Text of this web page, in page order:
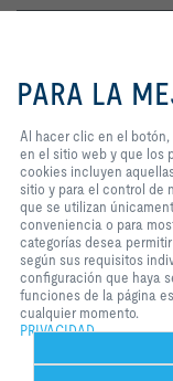
Consiento que mis
política de protección
Login
Inicio Contactos
Aviso legal
2026 ©
PARA LA
Al hacer clic en el
en el sitio web y que los
cookies incluyen
sitio y para el control de
que se utilizan
conveniencia o para
categorías desea
según sus requisitos
configuración que haya
funciones de la página
cualquier momento.
PRIVACIDAD